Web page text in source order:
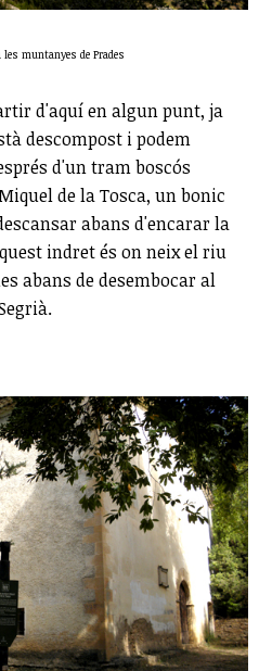
muntanyes de Prades
d'aquí en algun punt, ja
descompost i podem
d'un tram boscós
de la Tosca, un bonic
abans d'encarar la
indret és on neix el riu
abans de desembocar al